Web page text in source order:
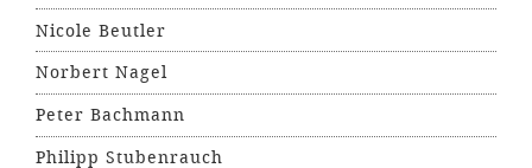
Nicole Beutler
Norbert Nagel
Peter Bachmann
Philipp Stubenrauch